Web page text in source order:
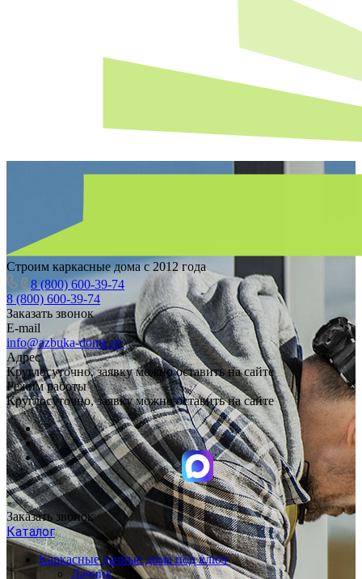
Строим каркасные дома с 2012 года
8 (800) 600-39-74
8 (800) 600-39-74
Заказать звонок
E-mail
info@azbuka-doma.ru
Адрес
Круглосуточно, заявку можно оставить на сайте
Режим работы
Круглосуточно, заявку можно оставить на сайте
Заказать звонок
Каталог
Каркасные дачные дома под ключ
Дачник